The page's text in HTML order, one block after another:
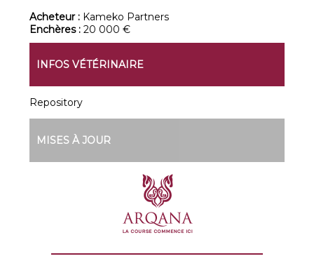
Acheteur : Kameko Partners
Enchères :20 000 €
INFOS VÉTÉRINAIRE
Repository
MISES À JOUR